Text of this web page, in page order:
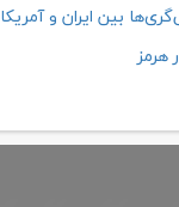
بین ایران و آمریکا
هرمز